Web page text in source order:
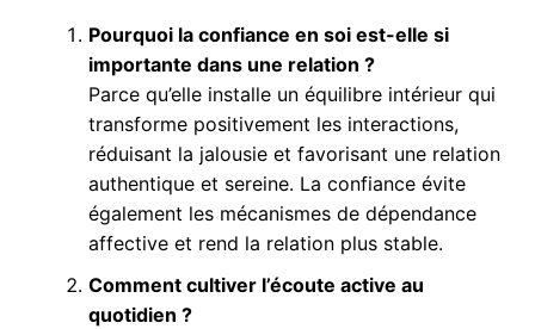
Pourquoi la confiance en soi est-elle si
importante dans une relation ?
Parce qu’elle installe un équilibre intérieur qui
transforme positivement les interactions,
réduisant la jalousie et favorisant une relation
authentique et sereine. La confiance évite
également les mécanismes de dépendance
affective et rend la relation plus stable.
Comment cultiver l’écoute active au
quotidien ?